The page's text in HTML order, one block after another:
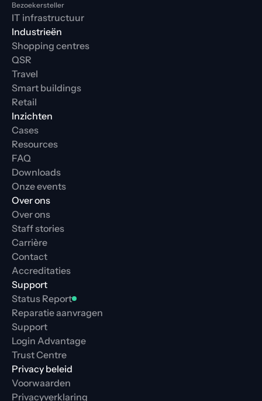
Bezoekersteller
IT infrastructuur
Industrieën
Shopping centres
QSR
Travel
Smart buildings
Retail
Inzichten
Cases
Resources
FAQ
Downloads
Onze events
Over ons
Over ons
Staff stories
Carrière
Contact
Accreditaties
Support
Status Report
Reparatie aanvragen
Support
Login Advantage
Trust Centre
Privacy beleid
Voorwaarden
Privacyverklaring